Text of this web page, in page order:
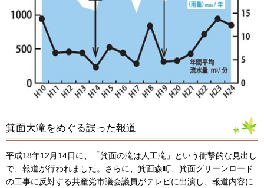
箕面大滝をめぐる誤った報道
平成18年12月14日に、「箕面の滝は人工滝」という衝撃的な見出し
で、報道が行われました。さらに、箕面森町、箕面グリーンロード
の工事に反対する共産党市議会議員がテレビに出演し、報道内容に